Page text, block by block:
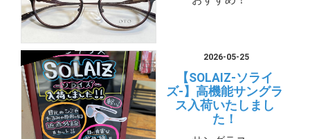
2026-05-25
【SOLAIZ-ソライ
ズ-】高機能サングラ
ス入荷いたしまし
た！